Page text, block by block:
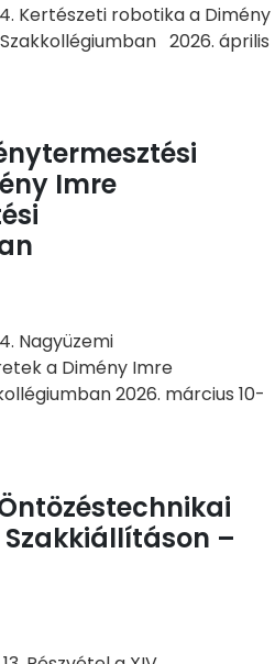
Kertészeti robotika a Dimény
2026. április
Imre
Nagyüzemi
a Dimény Imre
2026. március 10-
–